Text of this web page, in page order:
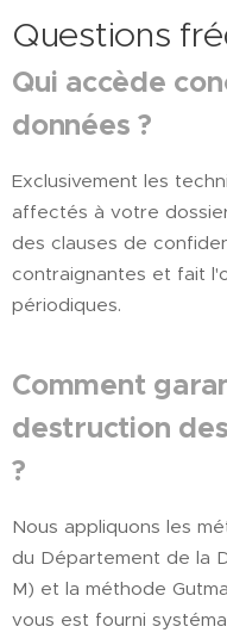
Questions
Qui accède
données ?
Exclusivement les
affectés à votre
des clauses de
contraignantes et fait
périodiques.
Comment
destruction
?
Nous appliquons les
du Département de la
M) et la méthode
vous est fourni